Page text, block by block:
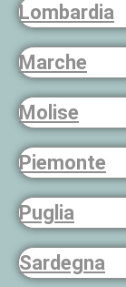
Lombardia
Marche
Molise
Piemonte
Puglia
Sardegna